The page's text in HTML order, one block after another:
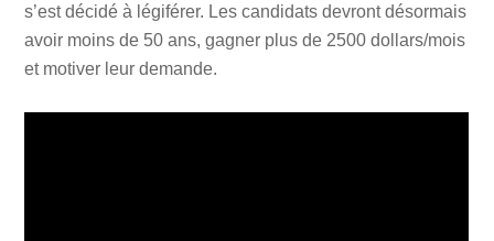
s’est décidé à légiférer. Les candidats devront désormais
avoir moins de 50 ans, gagner plus de 2500 dollars/mois
et motiver leur demande.